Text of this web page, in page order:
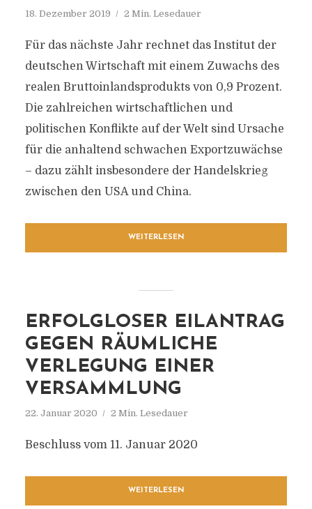
18. Dezember 2019 2 Min. Lesedauer
Für das nächste Jahr rechnet das Institut der
deutschen Wirtschaft mit einem Zuwachs des
realen Bruttoinlandsprodukts von 0,9 Prozent.
Die zahlreichen wirtschaftlichen und
politischen Konflikte auf der Welt sind Ursache
für die anhaltend schwachen Exportzuwächse
– dazu zählt insbesondere der Handelskrieg
zwischen den USA und China.
WEITERLESEN
ERFOLGLOSER EILANTRAG
GEGEN RÄUMLICHE
VERLEGUNG EINER
VERSAMMLUNG
22. Januar 2020 2 Min. Lesedauer
Beschluss vom 11. Januar 2020
WEITERLESEN